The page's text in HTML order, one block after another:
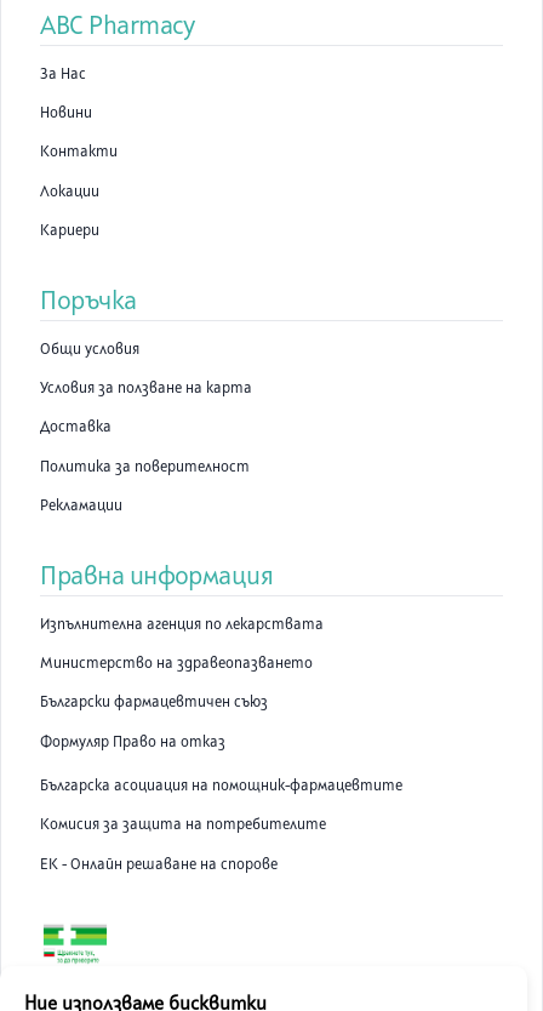
ABC Pharmacy
За Нас
Новини
Контакти
Локации
Кариери
Поръчка
Общи условия
Условия за ползване на карта
Доставка
Политика за поверителност
Рекламации
Правна информация
Изпълнителна агенция по лекарствата
Министерство на здравеопазването
Български фармацевтичен съюз
Формуляр Право на отказ
Българска асоциация на помощник-фармацевтите
Комисия за защита на потребителите
ЕК - Онлайн решаване на спорове
ABC Pharmacy онлайн аптека е лицензирана от Изпълнителна
Ние използваме бисквитки